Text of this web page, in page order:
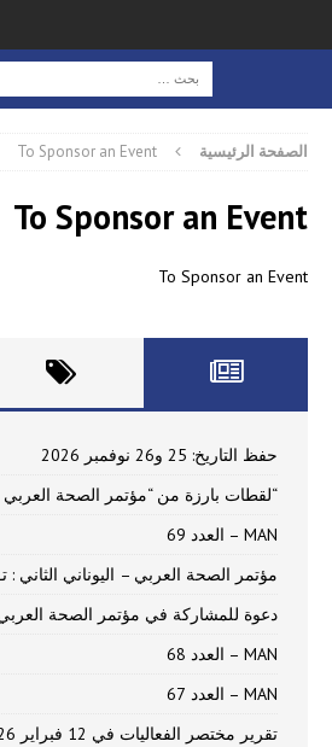
الصفحة الرئيسية To Sponsor an Event
To Sponsor an Event
To Sponsor an Event
حفظ التاريخ: 25 و26 نوفمبر 2026
“لقطات بارزة من “مؤتمر الصحة العربي
MAN – العدد 69
مؤتمر الصحة العربي – اليوناني الثاني :
دعوة للمشاركة في مؤتمر الصحة العربي
MAN – العدد 68
MAN – العدد 67
تقرير مختصر الفعاليات في 12 فبراير 2026